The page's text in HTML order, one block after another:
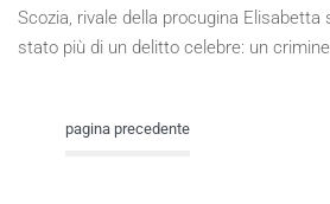
Scozia, rivale della procugina Elisabetta
stato più di un delitto celebre: un
pagina precedente